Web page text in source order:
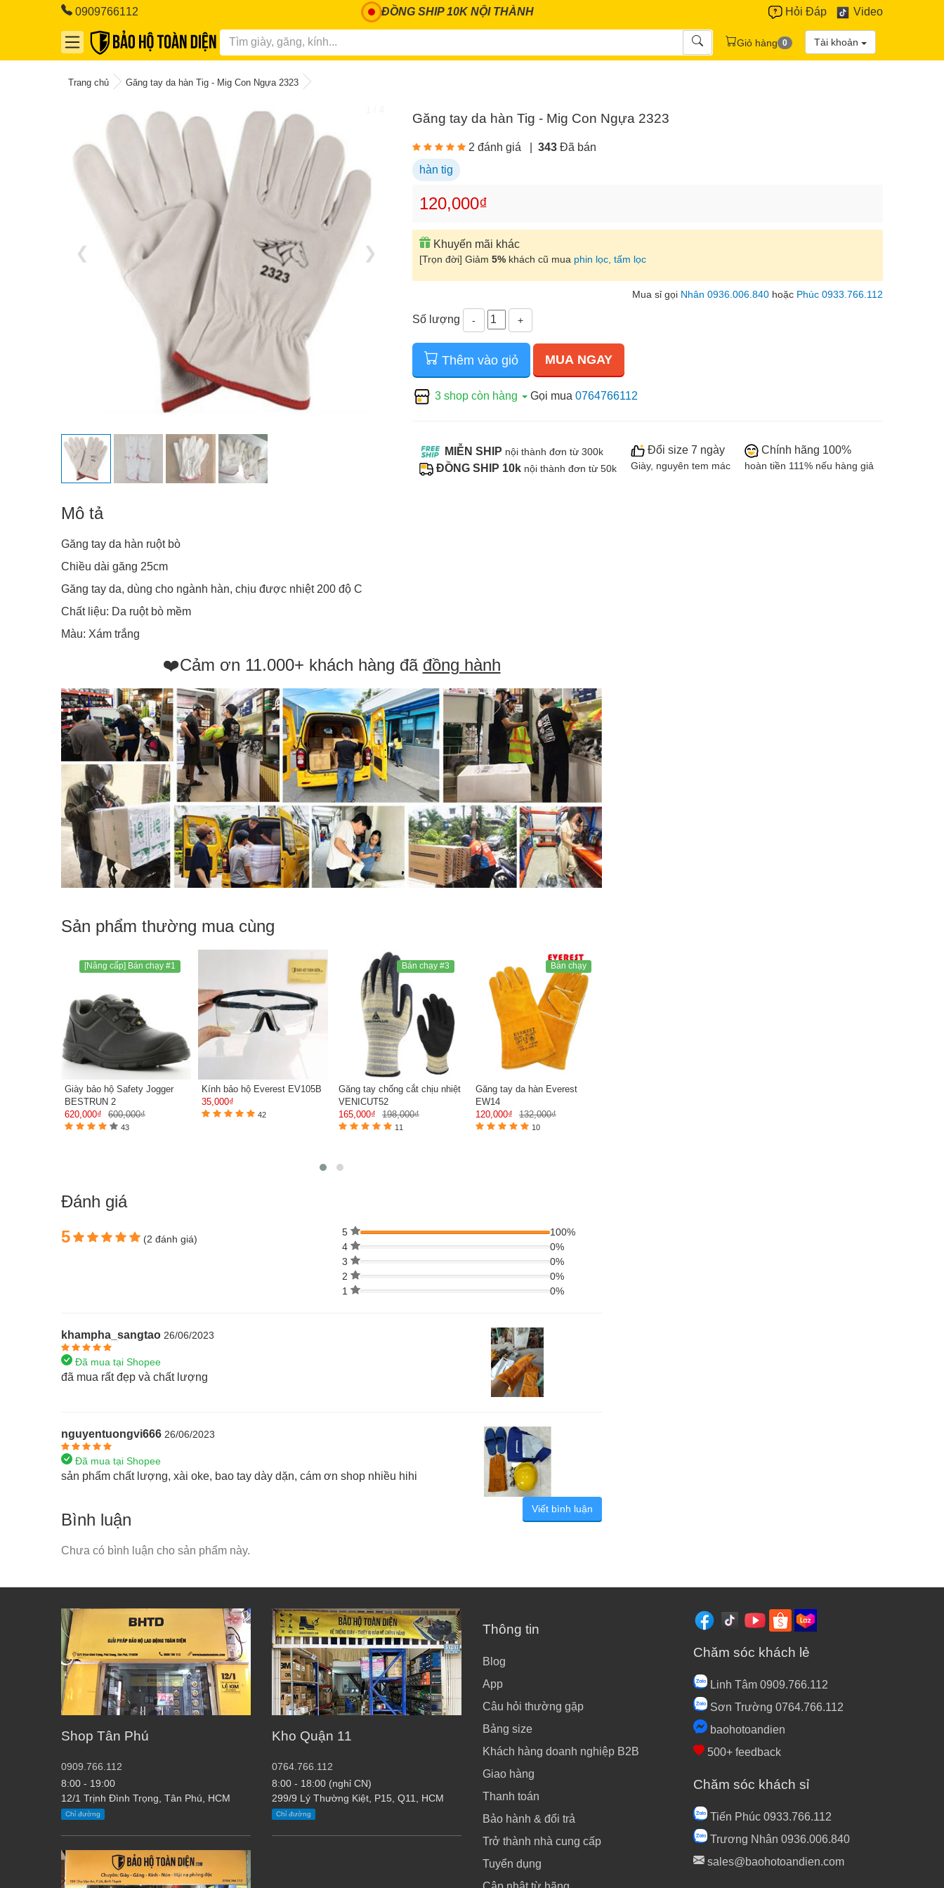
0909766112 ĐỒNG SHIP 10K NỘI THÀNH Hỏi Đáp Video
Giỏ hàng 0 Tài khoản
Trang chủ Găng tay da hàn Tig - Mig Con Ngựa 2323
❮ ❯
Găng tay da hàn Tig - Mig Con Ngựa 2323
2 đánh giá 343 Đã bán
hàn tig
120,000₫
Khuyến mãi khác
[Trọn đời] Giảm 5% khách cũ mua phin lọc, tấm lọc
Mua sỉ gọi Nhân 0936.006.840 hoặc Phúc 0933.766.112
Số lượng - +
Thêm vào giỏ MUA NGAY
3 shop còn hàng Gọi mua 0764766112
MIỄN SHIP nội thành đơn từ 300k
ĐỒNG SHIP 10k nội thành đơn từ 50k
Đổi size 7 ngày
Giày, nguyên tem mác
Chính hãng 100%
hoàn tiền 111% nếu hàng giả
Mô tả
Găng tay da hàn ruột bò
Chiều dài găng 25cm
Găng tay da, dùng cho ngành hàn, chịu được nhiệt 200 độ C
Chất liệu: Da ruột bò mềm
Màu: Xám trắng
❤️Cảm ơn 11.000+ khách hàng đã đồng hành
Sản phẩm thường mua cùng
[Nâng cấp] Bán chạy #1
Giày bảo hộ Safety Jogger
BESTRUN 2
620,000₫
600,000₫
43
Kính bảo hộ Everest EV105B
35,000₫
42
Bán chạy #3
Găng tay chống cắt chịu nhiệt
VENICUT52
165,000₫
198,000₫
11
Bán chạy
Găng tay da hàn Everest
EW14
120,000₫
132,000₫
10
Đánh giá
5
(2 đánh giá)
5
100%
4
0%
3
0%
2
0%
1
0%
khampha_sangtao 26/06/2023
Đã mua tại Shopee
đã mua rất đẹp và chất lượng
nguyentuongvi666 26/06/2023
Đã mua tại Shopee
sản phẩm chất lượng, xài oke, bao tay dày dặn, cám ơn shop nhiều hihi
Viết bình luận
Bình luận
Chưa có bình luận cho sản phẩm này.
Shop Tân Phú
0909.766.112
8:00 - 19:00
12/1 Trịnh Đình Trọng, Tân Phú, HCM
Chỉ đường
Kho Quận 11
0764.766.112
8:00 - 18:00 (nghỉ CN)
299/9 Lý Thường Kiệt, P15, Q11, HCM
Chỉ đường
Thông tin
Blog
App
Câu hỏi thường gặp
Bảng size
Khách hàng doanh nghiệp B2B
Giao hàng
Thanh toán
Bảo hành & đổi trả
Trở thành nhà cung cấp
Tuyển dụng
Chăm sóc khách lẻ
Linh Tâm 0909.766.112
Sơn Trường 0764.766.112
baohotoandien
500+ feedback
Chăm sóc khách sỉ
Tiến Phúc 0933.766.112
Trương Nhân 0936.006.840
sales@baohotoandien.com